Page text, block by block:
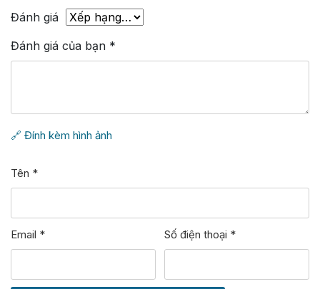
Đánh giá
Đánh giá của bạn *
🔗 Đính kèm hình ảnh
Tên *
Email * Số điện thoại *